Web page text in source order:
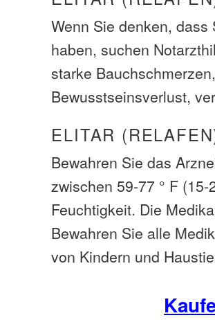
Wenn Sie denken,
haben, suchen
starke
Bewusstseinsverlust,
ELITAR
Bewahren Sie das
zwischen 59-77 ° F
Feuchtigkeit. Die
Bewahren Sie alle
von Kindern und